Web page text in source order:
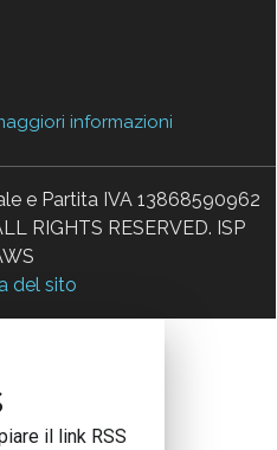
informazioni
e Partita IVA 13868590962
RIGHTS RESERVED. ISP
del sito
il link RSS